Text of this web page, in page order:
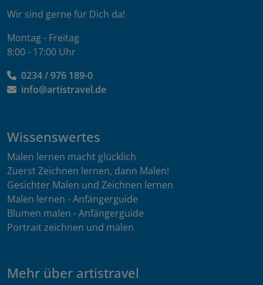
Wir sind gerne für Dich da!
Montag - Freitag
8:00 - 17:00 Uhr
0234 / 976 189-0
info@artistravel.de
Wissenswertes
Malen lernen macht glücklich
Zuerst Zeichnen lernen, dann Malen!
Gesichter Malen und Zeichnen lernen
Malen lernen - Anfängerguide
Blumen malen - Anfängerguide
Portrait zeichnen und malen
Mehr über artistravel